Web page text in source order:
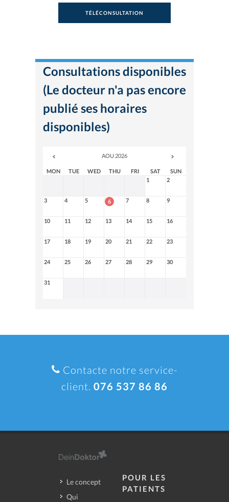
TÉLÉCONSULTATION
Consultations disponibles
(Le docteur n'a pas encore
publié ses horaires
disponibles)
AOU 2026
MON TUE WED THU FRI SAT
SUN
1
2
3 4 5 6 7 8 9
10 11 12 13 14 15 16
17 18 19 20 21 22 23
24 25 26 27 28 29 30
31
Contacte notre service-
client. 076 537 86 86
Le concept
Qui
POUR LES
PATIENTS